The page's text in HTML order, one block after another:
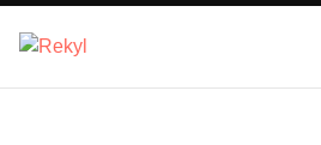
FULLT TRYCK I LEDNINGAR- MEDFÖR